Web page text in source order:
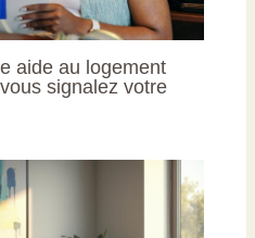
aide au logement
signalez votre